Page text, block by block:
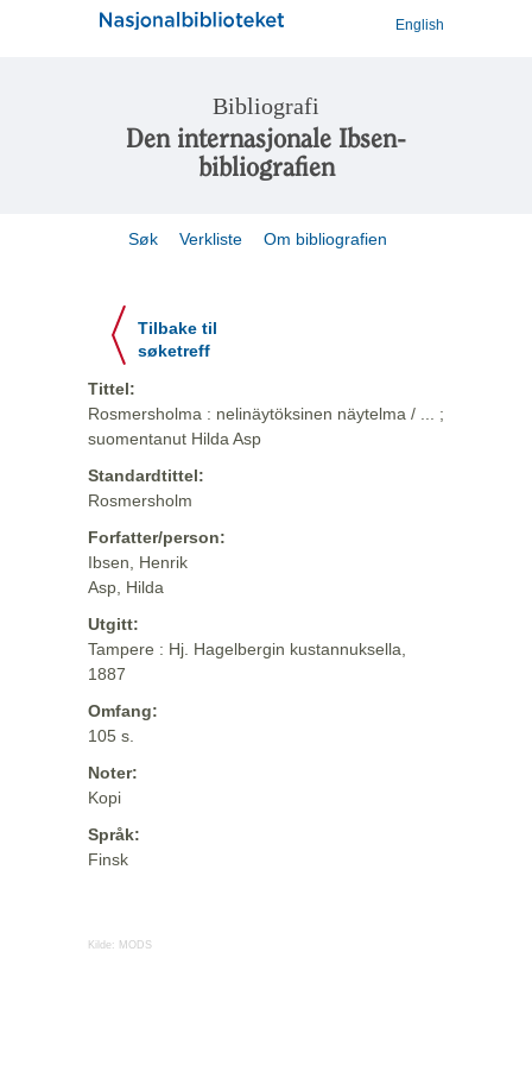
English
Bibliografi
Den internasjonale Ibsen-
bibliografien
Søk Verkliste Om bibliografien
Tilbake til
søketreff
Tittel:
Rosmersholma : nelinäytöksinen näytelma / ... ;
suomentanut Hilda Asp
Standardtittel:
Rosmersholm
Forfatter/person:
Ibsen, Henrik
Asp, Hilda
Utgitt:
Tampere : Hj. Hagelbergin kustannuksella,
1887
Omfang:
105 s.
Noter:
Kopi
Språk:
Finsk
Kilde: MODS